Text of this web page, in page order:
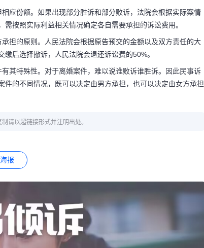
应份额。如果出现部分胜诉和部分败诉，法院会根据实际案情
按照实际利益相关情况确定各自需要承担的诉讼费用。
担的原则。人民法院会根据原告预交的金额以及双方责任的大
后选择撤诉，人民法院会退还诉讼费的50%。
其特殊性。对于离婚案件，难以说谁败诉谁胜诉。因此民事诉
的不同情况，既可以决定由男方承担，也可以决定由女方承担
请以超链接形式并注明出处。
海报